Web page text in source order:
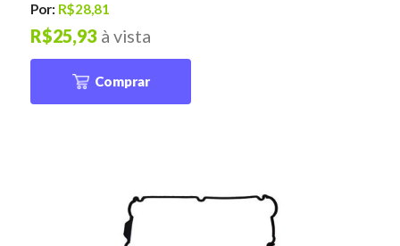
Por: R$28,81
à vista
R$25,93
Comprar